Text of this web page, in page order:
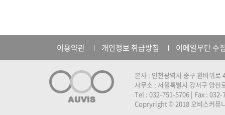
이용약관 개인정보 취급방침 이메일무단 수
본사 : 인천광역시 중구 흰바위
사무소 : 서울특별시 강서구 양천
Tel : 032-751-5706 | Fax :
Copryright © 2018 오비스커뮤